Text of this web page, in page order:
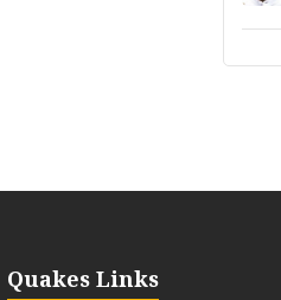
Quakes Links